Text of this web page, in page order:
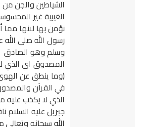
الشياطين والجن من
الغيبية غير
نؤمن بها لانها مما
رسول الله صلى الله
وسلم وهو الصادق
المصدوق اي الذي
(وما ينطق عن
في القرآن
الذي لا يكذب عليه
جبريل عليه السلام
الله سبحانه وتعالى